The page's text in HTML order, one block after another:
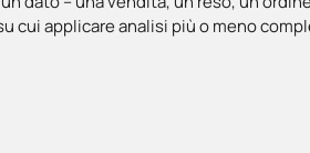
cui applicare analisi più o meno